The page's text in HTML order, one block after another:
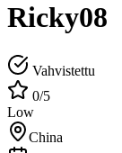
Ricky08
Vahvistettu
0/5
Low
China